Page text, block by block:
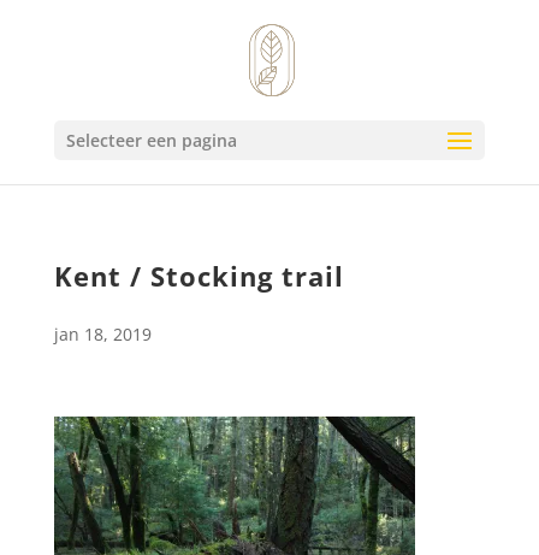
Selecteer een pagina
Kent / Stocking trail
jan 18, 2019